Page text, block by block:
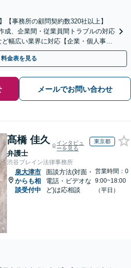
【事務所の顧問契約数320社以上】
成、企業間・従業員間トラブルの対応
幅広い業界に対応【企業・個人事業
料金表を見る
メールでお問い合わせ
髙橋 佳久
弁護士
インタビュ
ーを見る
東京都
渋谷ブレイン法律事務所
泉大津市
からも相
談受付中
面談方法(対面・
電話・ビデオな
ど)は応相談
営業時間：0
9:00~18:00
（平日）